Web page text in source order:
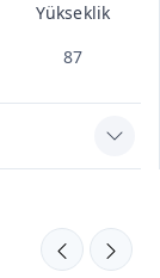
Yükseklik
87